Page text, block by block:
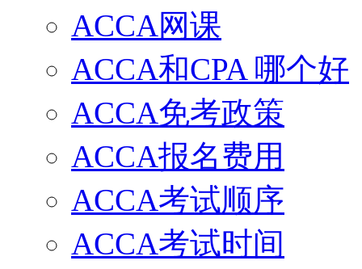
ACCA网课
ACCA和CPA 哪个好
ACCA免考政策
ACCA报名费用
ACCA考试顺序
ACCA考试时间